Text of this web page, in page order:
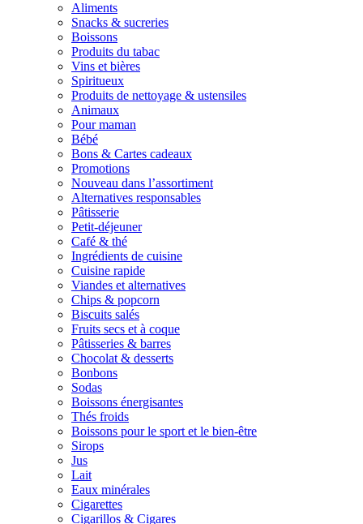
Aliments
Snacks & sucreries
Boissons
Produits du tabac
Vins et bières
Spiritueux
Produits de nettoyage & ustensiles
Animaux
Pour maman
Bébé
Bons & Cartes cadeaux
Promotions
Nouveau dans l’assortiment
Alternatives responsables
Pâtisserie
Petit-déjeuner
Café & thé
Ingrédients de cuisine
Cuisine rapide
Viandes et alternatives
Chips & popcorn
Biscuits salés
Fruits secs et à coque
Pâtisseries & barres
Chocolat & desserts
Bonbons
Sodas
Boissons énergisantes
Thés froids
Boissons pour le sport et le bien-être
Sirops
Jus
Lait
Eaux minérales
Cigarettes
Cigarillos & Cigares